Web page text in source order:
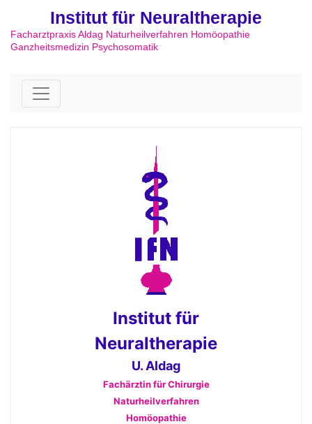
Institut für Neuraltherapie
Facharztpraxis Aldag Naturheilverfahren Homöopathie
Ganzheitsmedizin Psychosomatik
Institut für
Neuraltherapie
U. Aldag
Fachärztin für Chirurgie
Naturheilverfahren
Homöopathie